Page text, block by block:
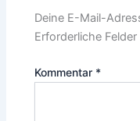
Deine E-Mail-
Erforderliche
Kommentar *